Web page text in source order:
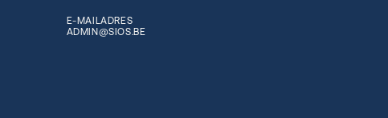
E-MAILADRES
ADMIN@SIOS.BE